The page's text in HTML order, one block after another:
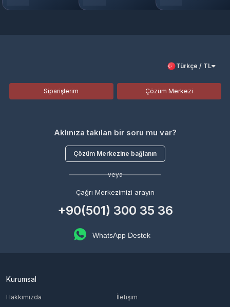
Türkçe / TL
Siparişlerim Çözüm Merkezi
Aklınıza takılan bir soru mu var?
Çözüm Merkezine bağlanın
veya
Çağrı Merkezimizi arayın
+90(501) 300 35 36
WhatsApp Destek
Kurumsal
Hakkımızda
İletişim